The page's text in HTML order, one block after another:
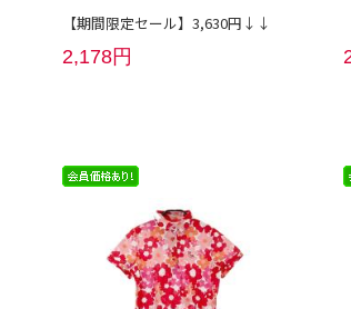
【期間限定セール】3,630円↓↓
2,178円